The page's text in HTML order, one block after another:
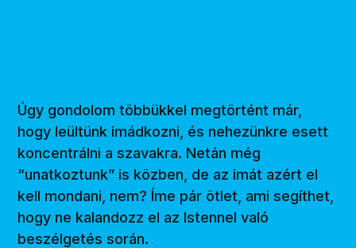
Úgy gondolom többükkel megtörtént már,
hogy leültünk imádkozni, és nehezünkre esett
koncentrálni a szavakra. Netán még
“unatkoztunk” is közben, de az imát azért el
kell mondani, nem? Íme pár ötlet, ami segíthet,
hogy ne kalandozz el az Istennel való
beszélgetés során.